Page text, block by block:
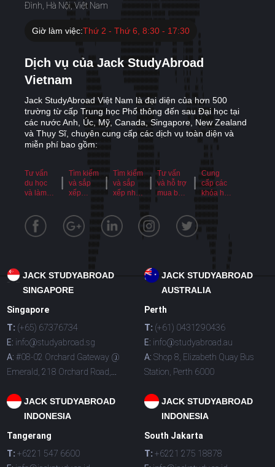
Đình, Hà Nội, Việt Nam
Giờ làm việc:Thứ 2 - Thứ 6, 8:30 - 17:30
Dịch vụ của Jack StudyAbroad
Vietnam
Jack StudyAbroad Việt Nam là đại diện của hơn 500
trường từ cấp Trung học Phổ thông đến sau Đại học tại
các nước Anh, Úc, Mỹ, Canada, Singapore, New Zealand
và Thụy Sĩ, chuyên cung cấp các dịch vụ toàn diện và
miễn phí bao gồm:
Tư vấn
du học
và làm
Tìm kiếm
và sắp
xếp
Tìm kiếm
và sắp
xếp nhà
Tư vấn
và hỗ trợ
mua bảo
Cung
cấp các
khóa học
JACK STUDYABROAD
SINGAPORE
Singapore
T: (+65) 67376734
E: info@studyabroad.sg
A:#08-02 Orchard Gateway @
Emerald, 218 Orchard Road,
JACK STUDYABROAD
AUSTRALIA
Perth
T: (+61) 0431290436
E: info@studyabroad.au
A:Shop 8, Elizabeth Quay Bus
Station, Perth 6000
JACK STUDYABROAD
INDONESIA
Tangerang
T:+6221 547 6600
JACK STUDYABROAD
INDONESIA
South Jakarta
T:+6221 275 18878